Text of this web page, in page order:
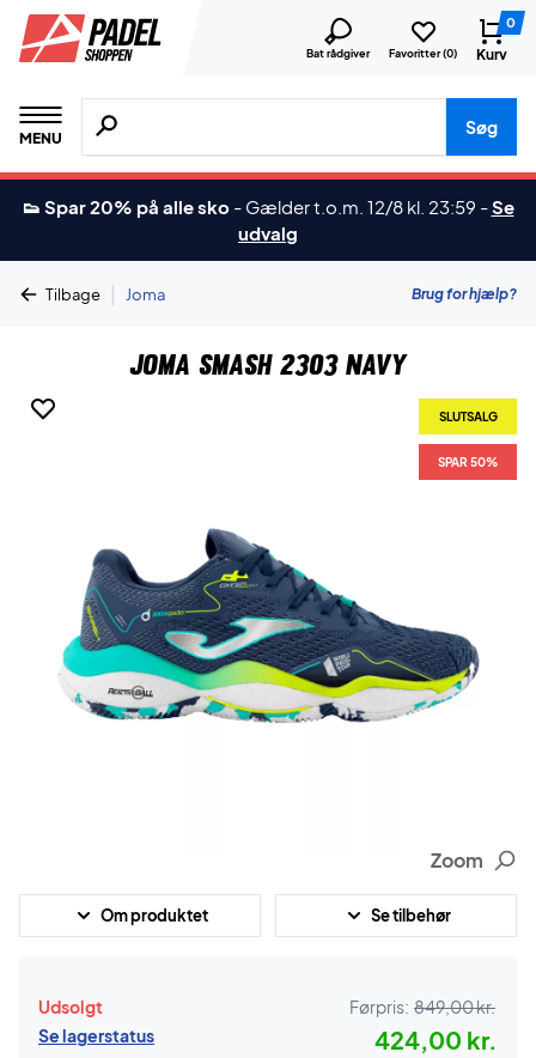
Bat rådgiver Favoritter (0)
0
Kurv
MENU
Søg efter produkter, mærker etc.
Søg
👟 Spar 20% på alle sko - Gælder t.o.m. 12/8 kl. 23:59 -Se
udvalg
Tilbage | Joma Brug for hjælp?
Joma Smash 2303 Navy
SLUTSALG
SPAR 50%
Zoom
Om produktet Se tilbehør
Udsolgt
Se lagerstatus
Førpris: 849,00 kr.
424,00 kr.